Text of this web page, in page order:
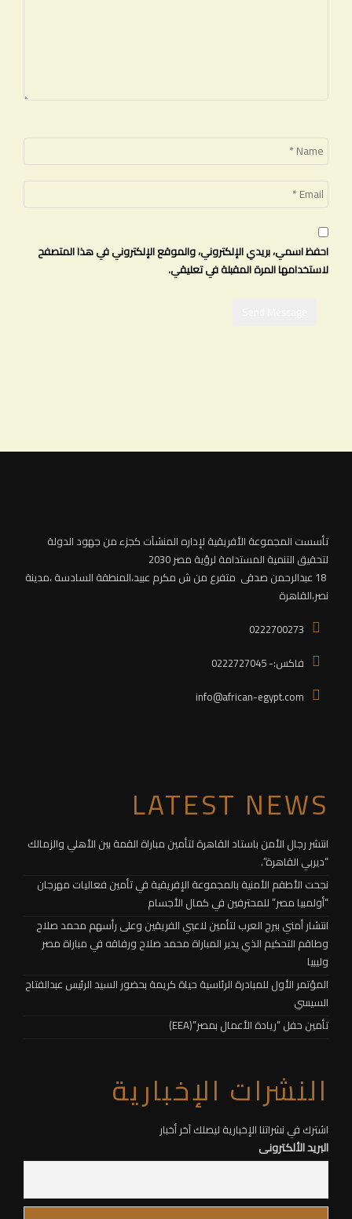
احفظ اسمي، بريدي الإلكتروني، والموقع الإلكتروني في هذا المتصفح
لاستخدامها المرة المقبلة في تعليقي.
تأسست المجموعة الأفريقية لإداره المنشآت كجزء من جهود الدولة
لتحقيق التنمية المستدامة لرؤية مصر 2030
المنطقة السادسة،مدينة
نصر،القاهرة
0222700273
فاكس:- 0222727045
info@african-egypt.com
LATEST NEWS
انتشر رجال الأمن باستاد القاهرة لتأمين مباراة القمة بين الأهلي والزمالك
“ديربي القاهرة”.
نجحت الأطقم الأمنية بالمجموعة الإفريقية في تأمين فعاليات مهرجان
“أولمبيا مصر” للمحترفين في كمال الأجسام
انتشار أمني ببرج العرب لتأمين لاعبي الفريقين وعلى رأسهم محمد صلاح
وطاقم التحكيم الذي يدير المباراة محمد صلاح ورفاقه في مباراة مصر
وليبيا
المؤتمر الأول للمبادرة الرئاسية حياة كريمة بحضور السيد الرئيس عبدالفتاح
السيسي
تأمين حفل “ريادة الأعمال بمصر”(EEA)
النشرات الإخبارية
اشترك في نشراتنا الإخبارية ليصلك آخر أخبار
البريد الألكترونى